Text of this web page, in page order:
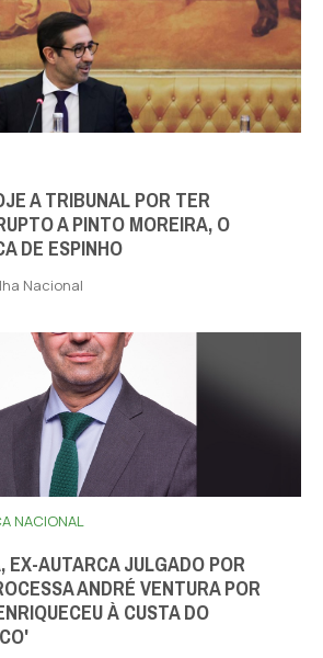
A TRIBUNAL POR TER
A PINTO MOREIRA, O
DE ESPINHO
Nacional
NACIONAL
EX-AUTARCA JULGADO POR
ANDRÉ VENTURA POR
À CUSTA DO